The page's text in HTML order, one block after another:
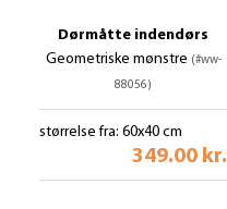
Dørmåtte indendørs
Geometriske mønstre (#ww-
88056)
størrelse fra: 60x40 cm
349.00 kr.